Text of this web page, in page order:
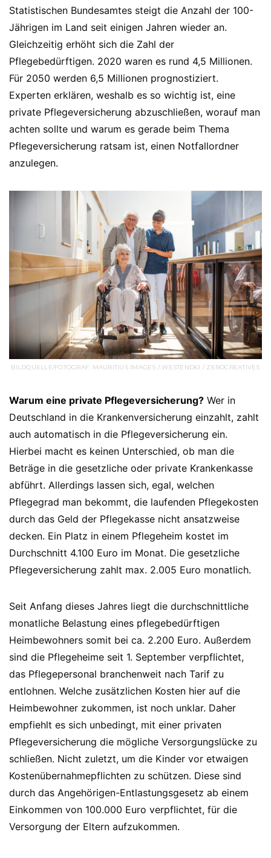
Statistischen Bundesamtes steigt die Anzahl der 100-
Jährigen im Land seit einigen Jahren wieder an.
Gleichzeitig erhöht sich die Zahl der
Pflegebedürftigen. 2020 waren es rund 4,5 Millionen.
Für 2050 werden 6,5 Millionen prognostiziert.
Experten erklären, weshalb es so wichtig ist, eine
private Pflegeversicherung abzuschließen, worauf man
achten sollte und warum es gerade beim Thema
Pflegeversicherung ratsam ist, einen Notfallordner
anzulegen.
BILDQUELLE/FOTOGRAF: MAURITIUS IMAGES / WESTEND61 / ZEROCREATIVES
Warum eine private Pflegeversicherung? Wer in
Deutschland in die Krankenversicherung einzahlt, zahlt
auch automatisch in die Pflegeversicherung ein.
Hierbei macht es keinen Unterschied, ob man die
Beträge in die gesetzliche oder private Krankenkasse
abführt. Allerdings lassen sich, egal, welchen
Pflegegrad man bekommt, die laufenden Pflegekosten
durch das Geld der Pflegekasse nicht ansatzweise
decken. Ein Platz in einem Pflegeheim kostet im
Durchschnitt 4.100 Euro im Monat. Die gesetzliche
Pflegeversicherung zahlt max. 2.005 Euro monatlich.
Seit Anfang dieses Jahres liegt die durchschnittliche
monatliche Belastung eines pflegebedürftigen
Heimbewohners somit bei ca. 2.200 Euro. Außerdem
sind die Pflegeheime seit 1. September verpflichtet,
das Pflegepersonal branchenweit nach Tarif zu
entlohnen. Welche zusätzlichen Kosten hier auf die
Heimbewohner zukommen, ist noch unklar. Daher
empfiehlt es sich unbedingt, mit einer privaten
Pflegeversicherung die mögliche Versorgungslücke zu
schließen. Nicht zuletzt, um die Kinder vor etwaigen
Kostenübernahmepflichten zu schützen. Diese sind
durch das Angehörigen-Entlastungsgesetz ab einem
Einkommen von 100.000 Euro verpflichtet, für die
Versorgung der Eltern aufzukommen.